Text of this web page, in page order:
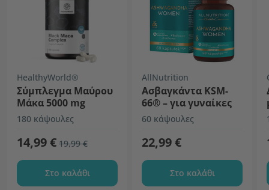
HealthyWorld®
Σύμπλεγμα Μαύρου
Μάκα 5000 mg
180 κάψουλες
14,99 € 19,99 €
Στο καλάθι
AllNutrition
Aσβαγκάντα KSM-
66® – για γυναίκες
60 κάψουλες
22,99 €
Στο καλάθι